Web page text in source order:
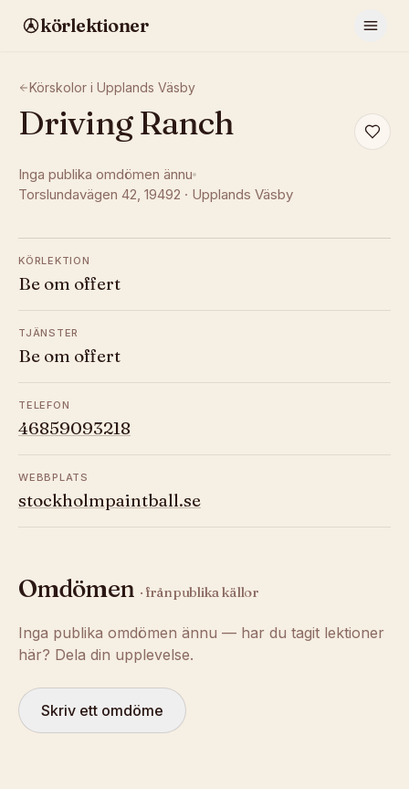
körlektioner
Körskolor i Upplands Väsby
Driving Ranch
Inga publika omdömen ännu
Torslundavägen 42, 19492 · Upplands Väsby
KÖRLEKTION
Be om offert
TJÄNSTER
Be om offert
TELEFON
46859093218
WEBBPLATS
stockholmpaintball.se
Omdömen · från publika källor
Inga publika omdömen ännu — har du tagit lektioner
här? Dela din upplevelse.
Skriv ett omdöme